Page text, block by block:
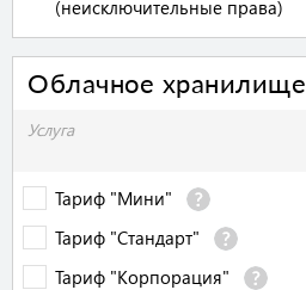
(неисключительные права)
Облачное хранилище
Услуга
Тариф "Мини"
Тариф "Стандарт"
Тариф "Корпорация"